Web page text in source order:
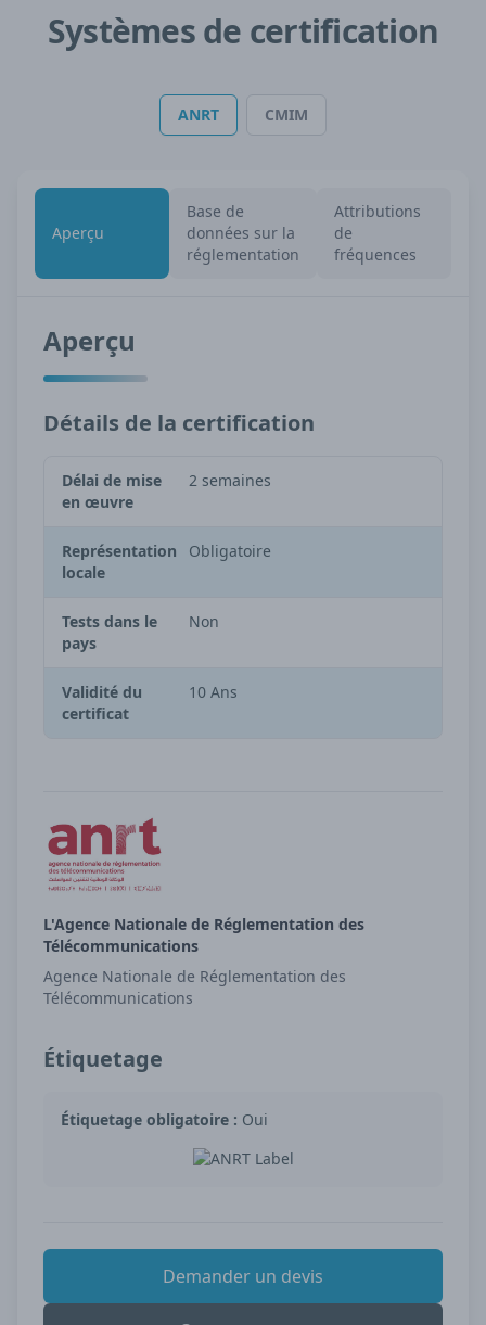
Systèmes de certification
ANRT CMIM
Aperçu
Base de
données sur la
réglementation
Attributions
de
fréquences
Aperçu
Détails de la certification
Délai de mise
en œuvre
2 semaines
Représentation
locale
Obligatoire
Tests dans le
pays
Non
Validité du
certificat
10 Ans
L'Agence Nationale de Réglementation des
Télécommunications
Agence Nationale de Réglementation des
Télécommunications
Étiquetage
Étiquetage obligatoire : Oui
Demander un devis